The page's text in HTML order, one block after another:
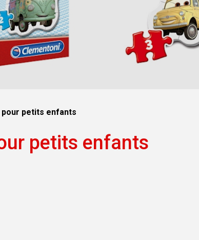
petits enfants
petits enfants